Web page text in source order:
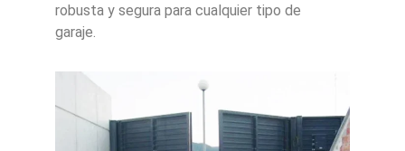
robusta y segura para cualquier tipo de
garaje.